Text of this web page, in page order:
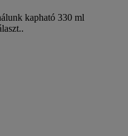
kapható 330 ml